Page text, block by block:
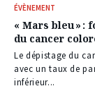
ÉVÈNEMENT
« Mars bleu » :
du cancer
Le dépistage du
avec un taux de
inférieur...